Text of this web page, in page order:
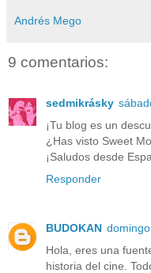
Andrés Mego
9 comentarios:
sedmikrásky
¡Tu blog es un
¿Has visto Sweet
¡Saludos desde
Responder
BUDOKAN
Hola, eres una
historia del cine.